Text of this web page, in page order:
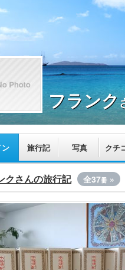
フランク
ン 旅行記 写真 クチ
クさんの旅行記 全37冊 »